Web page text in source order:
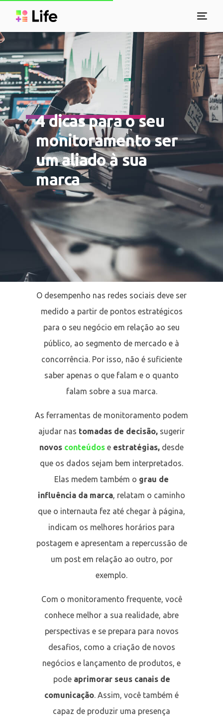
4 dicas para o seu
monitoramento ser
um aliado à sua
marca
O desempenho nas redes sociais deve ser
medido a partir de pontos estratégicos
para o seu negócio em relação ao seu
público, ao segmento de mercado e à
concorrência. Por isso, não é suficiente
saber apenas o que falam e o quanto
falam sobre a sua marca.
As ferramentas de monitoramento podem
ajudar nas tomadas de decisão, sugerir
novos conteúdos e estratégias, desde
que os dados sejam bem interpretados.
Elas medem também o grau de
influência da marca, relatam o caminho
que o internauta fez até chegar à página,
indicam os melhores horários para
postagem e apresentam a repercussão de
um post em relação ao outro, por
exemplo.
Com o monitoramento frequente, você
conhece melhor a sua realidade, abre
perspectivas e se prepara para novos
desafios, como a criação de novos
negócios e lançamento de produtos, e
pode aprimorar seus canais de
comunicação. Assim, você também é
capaz de produzir uma presença